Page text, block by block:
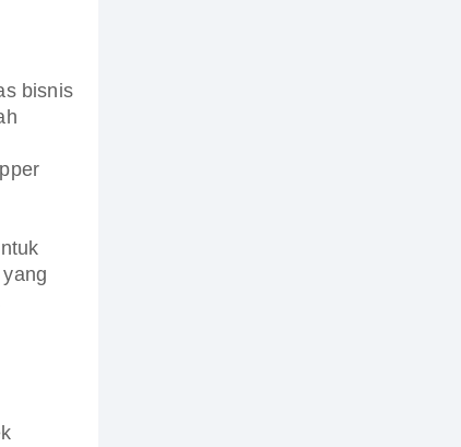
bisnis